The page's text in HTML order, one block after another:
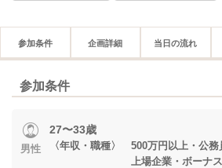
参加条件 企画詳細 当日の流れ
参加条件
男性
27〜33歳
〈年収・職種〉 500万円以上・公務
上場企業・ボーナスあ